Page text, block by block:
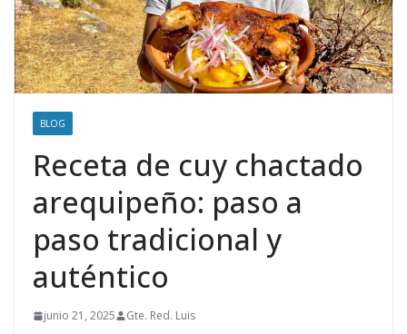
BLOG
Receta de cuy chactado
arequipeño: paso a
paso tradicional y
auténtico
junio 21, 2025 Gte. Red. Luis